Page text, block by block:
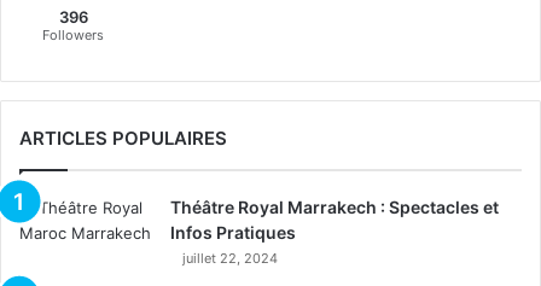
396
Followers
ARTICLES POPULAIRES
Théâtre Royal Marrakech : Spectacles et
Infos Pratiques
juillet 22, 2024